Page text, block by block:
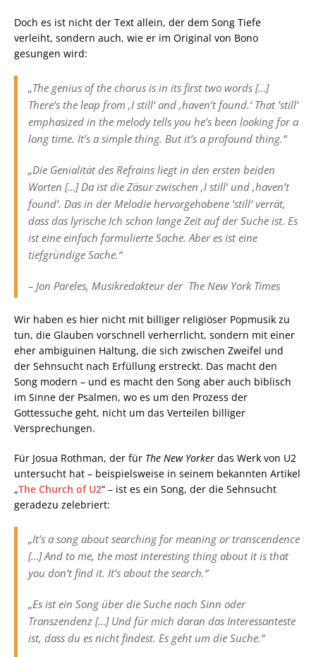
Doch es ist nicht der Text allein, der dem Song Tiefe
verleiht, sondern auch, wie er im Original von Bono
gesungen wird:
„The genius of the chorus is in its first two words […]
There’s the leap from ‚I still‘ and ‚haven’t found.‘ That ’still‘
emphasized in the melody tells you he’s been looking for a
long time. It’s a simple thing. But it’s a profound thing.“
„Die Genialität des Refrains liegt in den ersten beiden
Worten […] Da ist die Zäsur zwischen ‚I still‘ und ‚haven’t
found‘. Das in der Melodie hervorgehobene ’still‘ verrät,
dass das lyrische Ich schon lange Zeit auf der Suche ist. Es
ist eine einfach formulierte Sache. Aber es ist eine
tiefgründige Sache.“
– Jon Pareles, Musikredakteur der The New York Times
Wir haben es hier nicht mit billiger religiöser Popmusik zu
tun, die Glauben vorschnell verherrlicht, sondern mit einer
eher ambiguinen Haltung, die sich zwischen Zweifel und
der Sehnsucht nach Erfüllung erstreckt. Das macht den
Song modern – und es macht den Song aber auch biblisch
im Sinne der Psalmen, wo es um den Prozess der
Gottessuche geht, nicht um das Verteilen billiger
Versprechungen.
Für Josua Rothman, der für The New Yorker das Werk von U2
untersucht hat – beispielsweise in seinem bekannten Artikel
„The Church of U2“ – ist es ein Song, der die Sehnsucht
geradezu zelebriert:
„It’s a song about searching for meaning or transcendence
[…] And to me, the most interesting thing about it is that
you don’tfind it. It’s about the search.“
„Es ist ein Song über die Suche nach Sinn oder
Transzendenz […] Und für mich daran das Interessanteste
ist, dass du es nichtfindest. Es geht um die Suche.“